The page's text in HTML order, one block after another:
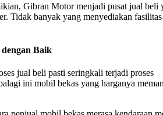
Gibran Motor menjadi pusat jual beli
Tidak banyak yang menyediakan fasilitas
dengan Baik
jual beli pasti seringkali terjadi proses
ini mobil bekas yang harganya